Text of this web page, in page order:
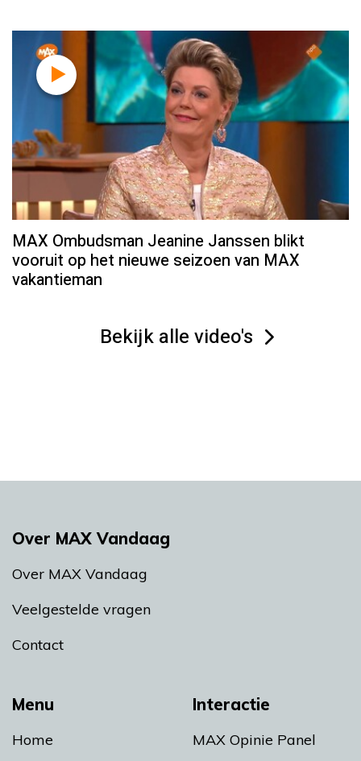
MAX Ombudsman Jeanine Janssen blikt
vooruit op het nieuwe seizoen van MAX
vakantieman
Bekijk alle video's
Menu
Home
Interactie
MAX Opinie Panel
Over MAX Vandaag
Over MAX Vandaag
Veelgestelde vragen
Contact